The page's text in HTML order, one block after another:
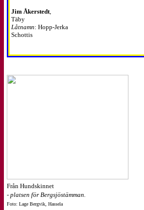
Jim Åkerstedt,
Täby
Låtnamn: Hopp-Jerka
Schottis
Från Hundskinnet
- platsen för Bergsjöstämman.
Foto: Lage Bergvik, Hassela